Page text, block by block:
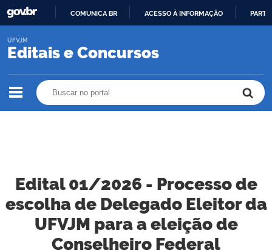
O
COMUNICA BR ACESSO À INFORMAÇÃO
Editais e Concursos
UFVJM
Edital 01/2026 - Processo de
escolha de Delegado Eleitor da
UFVJM para a eleição de
Conselheiro Federal